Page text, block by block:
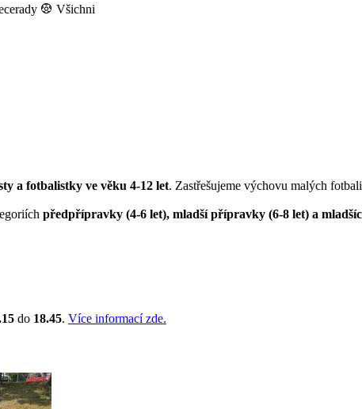
Všichni
a fotbalistky ve věku 4-12 let. Zastřešujeme výchovu malých
předpřípravky (4-6 let), mladší přípravky (6-8 let) a
do 18.45. Více informací zde.